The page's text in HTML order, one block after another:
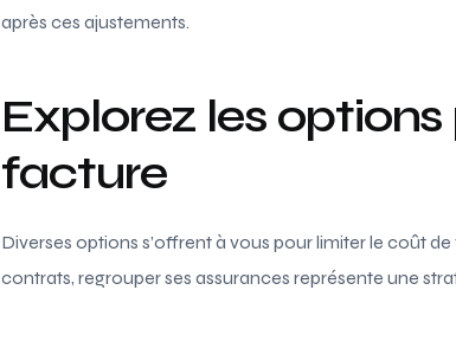
après ces ajustements.
Explorez les
facture
Diverses options s’offrent à vous pour limiter le coût
contrats, regrouper ses assurances représente une